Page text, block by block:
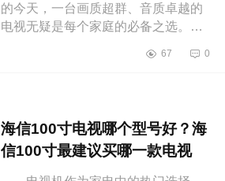
的今天，一台画质超群、音质卓越的
电视无疑是每个家庭的必备之选。下
么档次？tclt6k和t7k对比哪个好
67 0
海信100寸电视哪个型号好？海
信100寸最建议买哪一款电视